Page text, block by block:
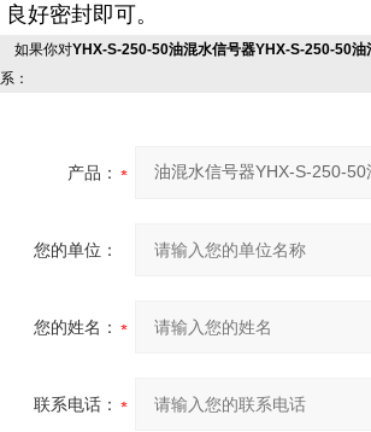
良好密封即可。
如果你对YHX-S-250-50油混水信号器YHX-S-250-50油
系：
产品：
您的单位：
您的姓名：
联系电话：